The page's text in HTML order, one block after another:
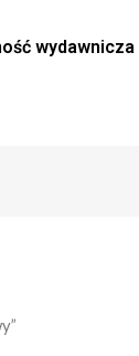
wydawnicza